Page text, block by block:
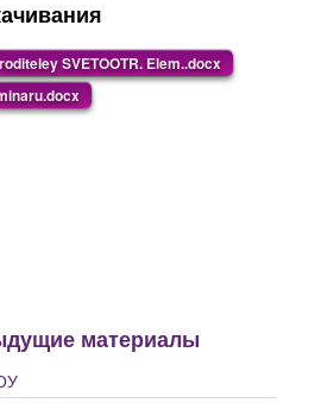
SVETOOTR. Elem..docx
материалы